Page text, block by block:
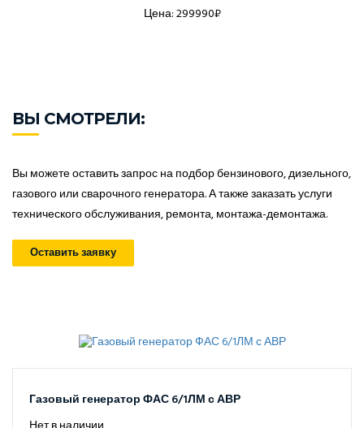
Цена: 299990₽
ВЫ СМОТРЕЛИ:
Вы можете оставить запрос на подбор бензинового, дизельного,
газового или сварочного генератора. А также заказать услуги
технического обслуживания, ремонта, монтажа-демонтажа.
Оставить заявку
Газовый генератор ФАС 6/1ЛМ с АВР